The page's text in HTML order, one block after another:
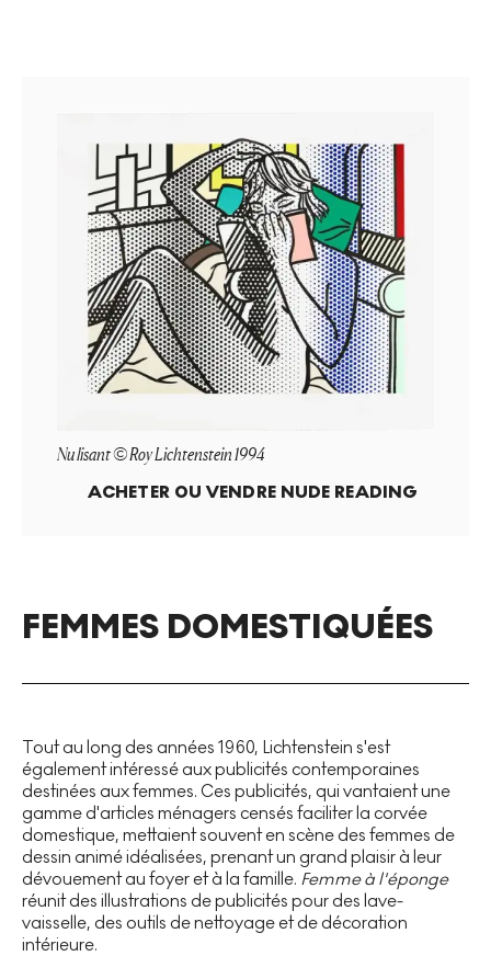
Nu lisant © Roy Lichtenstein 1994
ACHETER OU VENDRE NUDE READING
FEMMES DOMESTIQUÉES
Tout au long des années 1960, Lichtenstein s'est
également intéressé aux publicités contemporaines
destinées aux femmes. Ces publicités, qui vantaient une
gamme d'articles ménagers censés faciliter la corvée
domestique, mettaient souvent en scène des femmes de
dessin animé idéalisées, prenant un grand plaisir à leur
dévouement au foyer et à la famille. Femme à l'éponge
réunit des illustrations de publicités pour des lave-
vaisselle, des outils de nettoyage et de décoration
intérieure.